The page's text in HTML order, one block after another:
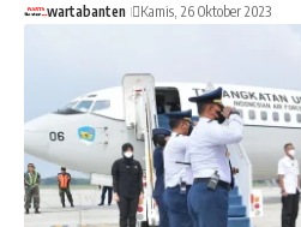
wartabanten Kamis, 26 Oktober 2023